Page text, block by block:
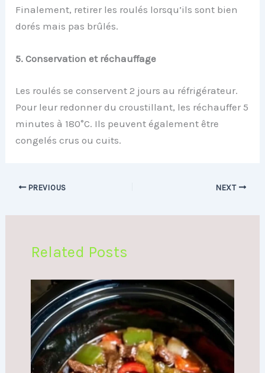
Finalement, retirer les roulés lorsqu’ils sont bien
dorés mais pas brûlés.
5. Conservation et réchauffage
Les roulés se conservent 2 jours au réfrigérateur.
Pour leur redonner du croustillant, les réchauffer 5
minutes à 180°C. Ils peuvent également être
congelés crus ou cuits.
PREVIOUS NEXT
Related Posts